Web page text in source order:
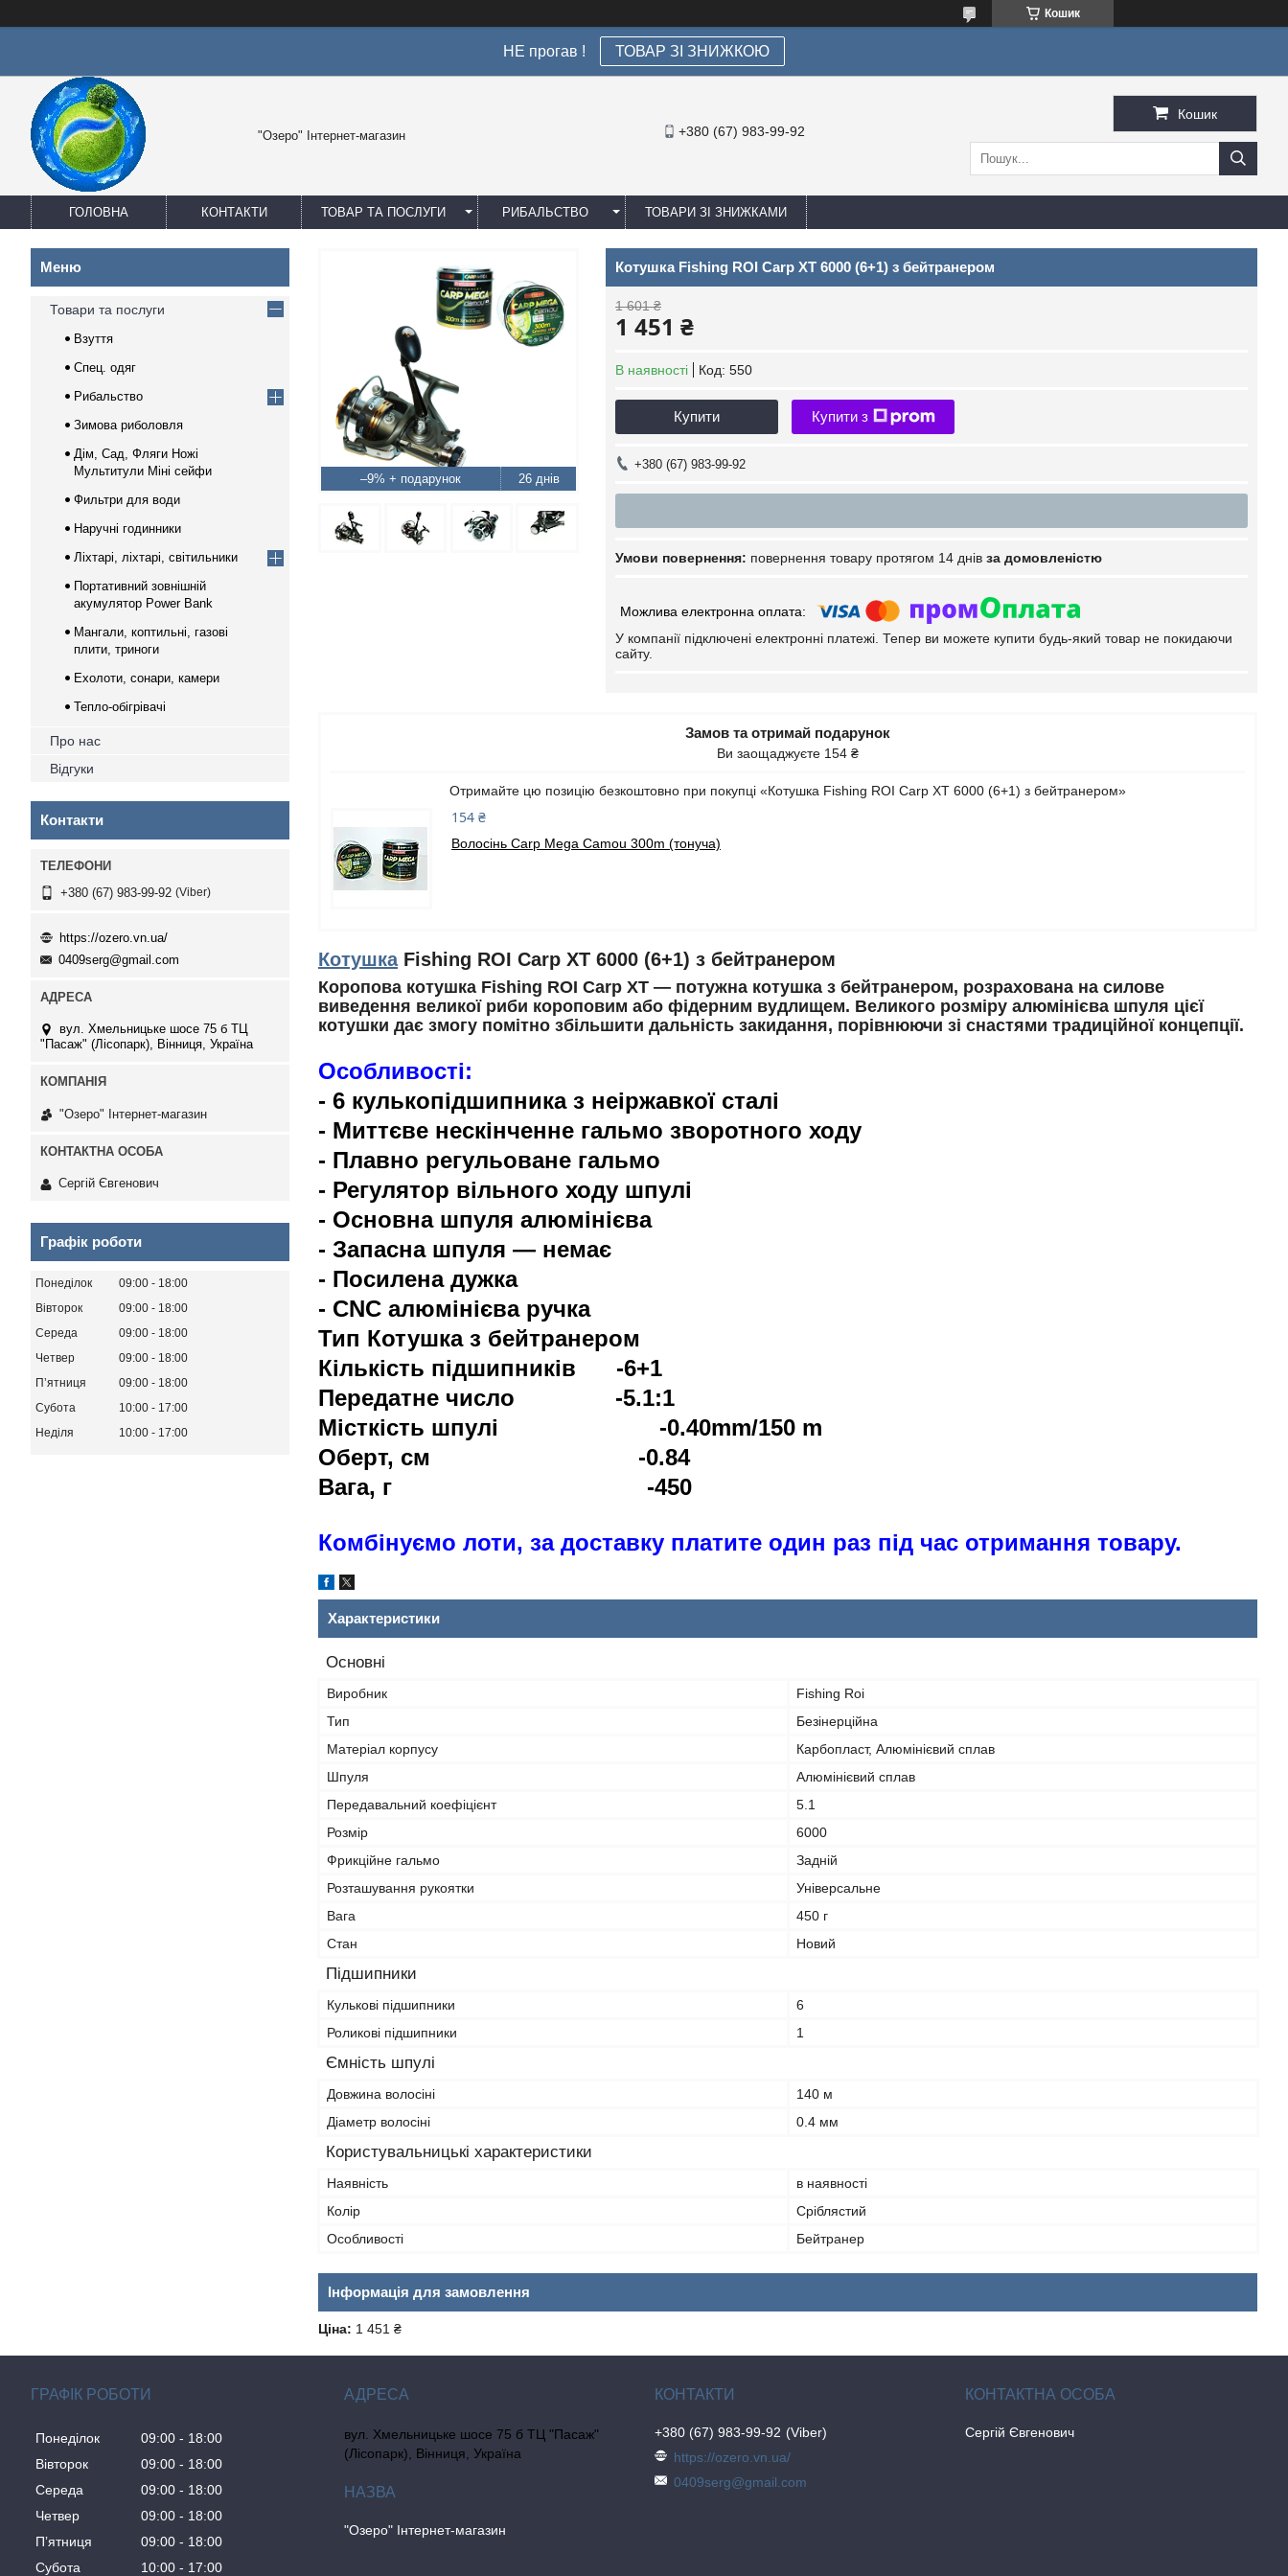
Кошик
НЕ прогав ! ТОВАР ЗІ ЗНИЖКОЮ
"Озеро" Інтернет-магазин +380 (67) 983-99-92
Кошик
ГОЛОВНА КОНТАКТИ ТОВАР ТА ПОСЛУГИ РИБАЛЬСТВО ТОВАРИ ЗІ ЗНИЖКАМИ
–9% 26 днів
Котушка Fishing ROI Carp XT 6000 (6+1) з бейтранером
1 601 ₴
1 451 ₴
В наявності Код: 550
Купити Купити з
+380 (67) 983-99-92
повернення товару протягом 14 днів за домовленістю
У компанії підключені електронні платежі. Тепер ви можете купити будь-який товар не покидаючи
сайту.
Замов та отримай подарунок
Ви заощаджуєте 154 ₴
Отримайте цю позицію безкоштовно при покупці «Котушка Fishing ROI Carp XT 6000 (6+1) з бейтранером»
154 ₴
Волосінь Carp Mega Camou 300m (тонуча)
КотушкаFishing ROI Carp XT 6000 (6+1) з бейтранером
Коропова котушка Fishing ROI Carp XT — потужна котушка з бейтранером, розрахована на силове
виведення великої риби короповим або фідерним вудлищем. Великого розміру алюмінієва шпуля цієї
котушки дає змогу помітно збільшити дальність закидання, порівнюючи зі снастями традиційної концепції.
Особливості:
- 6 кулькопідшипника з неіржавкої сталі
- Миттєве нескінченне гальмо зворотного ходу
- Плавно регульоване гальмо
- Регулятор вільного ходу шпулі
- Основна шпуля алюмінієва
- Запасна шпуля — немає
- Посилена дужка
- CNC алюмінієва ручка
Тип Котушка з бейтранером
Кількість підшипників -6+1
Передатне число -5.1:1
Місткість шпулі -0.40mm/150 m
Оберт, см -0.84
Вага, г -450
Комбінуємо лоти, за доставку платите один раз під час отримання товару.
Характеристики
Основні
Виробник
Fishing Roi
Тип
Безінерційна
Матеріал корпусу
Карбопласт, Алюмінієвий сплав
Шпуля
Алюмінієвий сплав
Передавальний коефіцієнт
5.1
Розмір
6000
Фрикційне гальмо
Задній
Розташування рукоятки
Універсальне
Вага
450 г
Стан
Новий
Підшипники
Кулькові підшипники
6
Роликові підшипники
1
Ємність шпулі
Довжина волосіні
140 м
Діаметр волосіні
0.4 мм
Користувальницькі характеристики
Наявність
в наявності
Колір
Сріблястий
Особливості
Бейтранер
Інформація для замовлення
Ціна: 1 451 ₴
Товари та послуги
Взуття
Спец. одяг
Рибальство
Зимова риболовля
Дім, Сад, Фляги Ножі
Мультитули Міні сейфи
Фильтри для води
Наручні годинники
Ліхтарі, ліхтарі, світильники
Портативний зовнішній
акумулятор Power Bank
Мангали, коптильні, газові
плити, триноги
Ехолоти, сонари, камери
Тепло-обігрівачі
Про нас
Відгуки
Контакти
+380 (67) 983-99-92 Viber
https://ozero.vn.ua/
0409serg@gmail.com
вул. Хмельницьке шосе 75 б ТЦ
"Пасаж" (Лісопарк), Вінниця, Україна
"Озеро" Інтернет-магазин
Сергій Євгенович
Графік роботи
Понеділок 09:00
18:00
Вівторок
09:00
18:00
Середа
09:00
18:00
Четвер
09:00
18:00
Пʼятниця
09:00
18:00
Субота
10:00
17:00
Неділя
10:00 17:00
ГРАФІК РОБОТИ
Понеділок 09:00
18:00
Вівторок
09:00
18:00
Середа
09:00
18:00
Четвер
09:00
18:00
Пʼятниця
09:00
18:00
Субота
10:00 17:00
вул. Хмельницьке шосе 75 б ТЦ "Пасаж"
(Лісопарк), Вінниця, Україна
"Озеро" Інтернет-магазин
+380 (67) 983-99-92
Viber
https://ozero.vn.ua/
0409serg@gmail.com
Сергій Євгенович